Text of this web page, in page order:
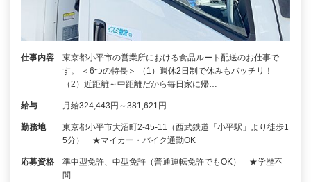
仕事内容
東京都小平市の営業所における食品ルート配送のお仕事で
す。 ＜6つの特長＞ （1）週休2日制で休みもバッチリ！
（2）近距離～中距離だから毎日家に帰…
給与 月給324,443円～381,621円
勤務地
東京都小平市大沼町2‐45‐11（西武鉄道「小平駅」より徒歩1
5分） ★マイカー・バイク通勤OK
応募資格
準中型免許、中型免許（普通運転免許でもOK） ★学歴不
問